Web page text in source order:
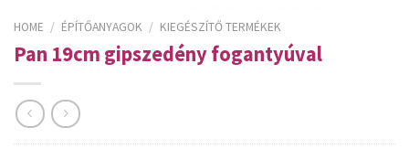
HOME / ÉPÍTŐANYAGOK / KIEGÉSZÍTŐ TERMÉKEK
Pan 19cm gipszedény fogantyúval